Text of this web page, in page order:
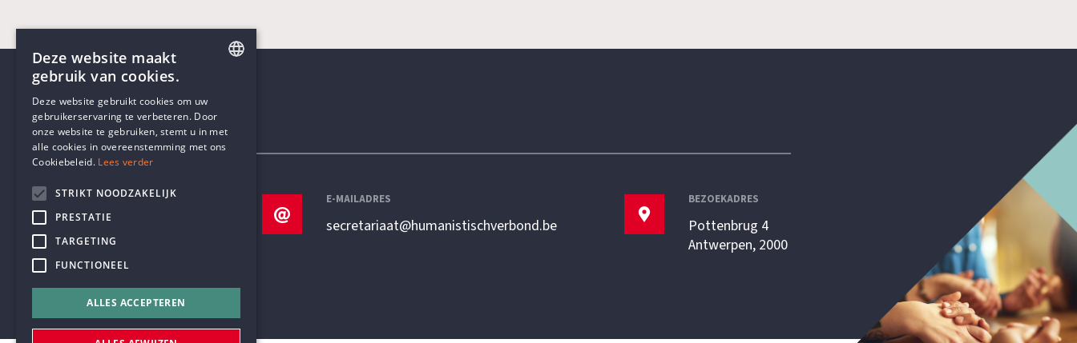
Contactgegevens
TELEFOON
+32 3 233 70 32
E-MAILADRES
secretariaat@humanistischverbond.be
BEZOEKADRES
Pottenbrug 4
Antwerpen, 2000
DUTCH
Deze website maakt
gebruik van cookies.
Deze website gebruikt cookies om uw
gebruikerservaring te verbeteren. Door
onze website te gebruiken, stemt u in met
alle cookies in overeenstemming met ons
Cookiebeleid. Lees verder
STRIKT NOODZAKELIJK
PRESTATIE
TARGETING
FUNCTIONEEL
ALLES ACCEPTEREN